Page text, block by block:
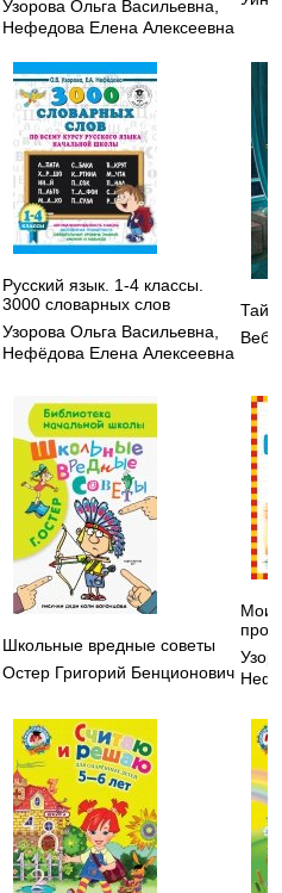
Узорова Ольга Васильевна
Нефедова Елена Алексеевна
Русский язык. 1-4 классы.
3000 словарных слов
Узорова Ольга Васильевна
Нефёдова Елена Алексеевна
Школьные вредные советы
Остер Григорий Бенционович
Мои